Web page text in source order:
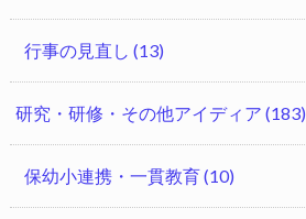
行事の見直し (13)
研究・研修・その他アイディア (183)
保幼小連携・一貫教育(10)